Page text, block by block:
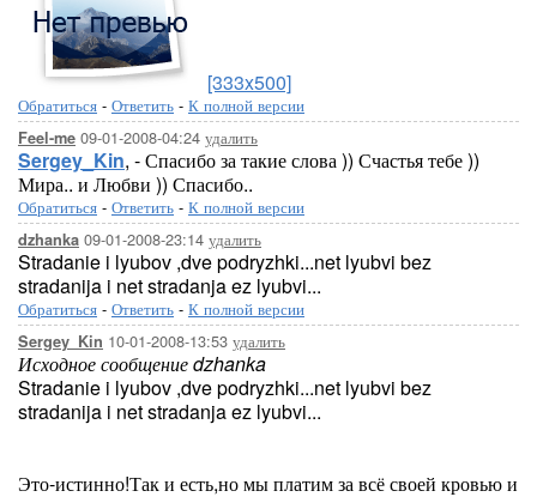
[333x500]
Обратиться - Ответить - К полной версии
Feel-me 09-01-2008-04:24 удалить
Sergey_Kin, - Спасибо за такие слова )) Счастья тебе ))
Мира.. и Любви )) Спасибо..
Обратиться - Ответить - К полной версии
dzhanka 09-01-2008-23:14 удалить
Stradanie i lyubov ,dve podryzhki...net lyubvi bez
stradanija i net stradanja ez lyubvi...
Обратиться - Ответить - К полной версии
Sergey_Kin 10-01-2008-13:53 удалить
Исходное сообщение dzhanka
Stradanie i lyubov ,dve podryzhki...net lyubvi bez
stradanija i net stradanja ez lyubvi...
Это-истинно!Так и есть,но мы платим за всё своей кровью и